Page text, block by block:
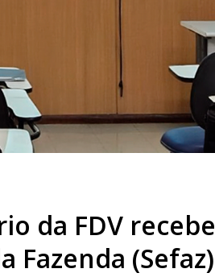
da FDV recebe
Fazenda (Sefaz)